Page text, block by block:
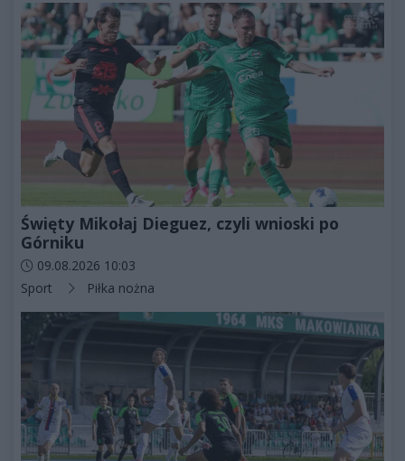
Święty Mikołaj Dieguez, czyli wnioski po
Górniku
Data dodania artykułu:
09.08.2026 10:03
Kategorie artykułu:
Sport Piłka nożna